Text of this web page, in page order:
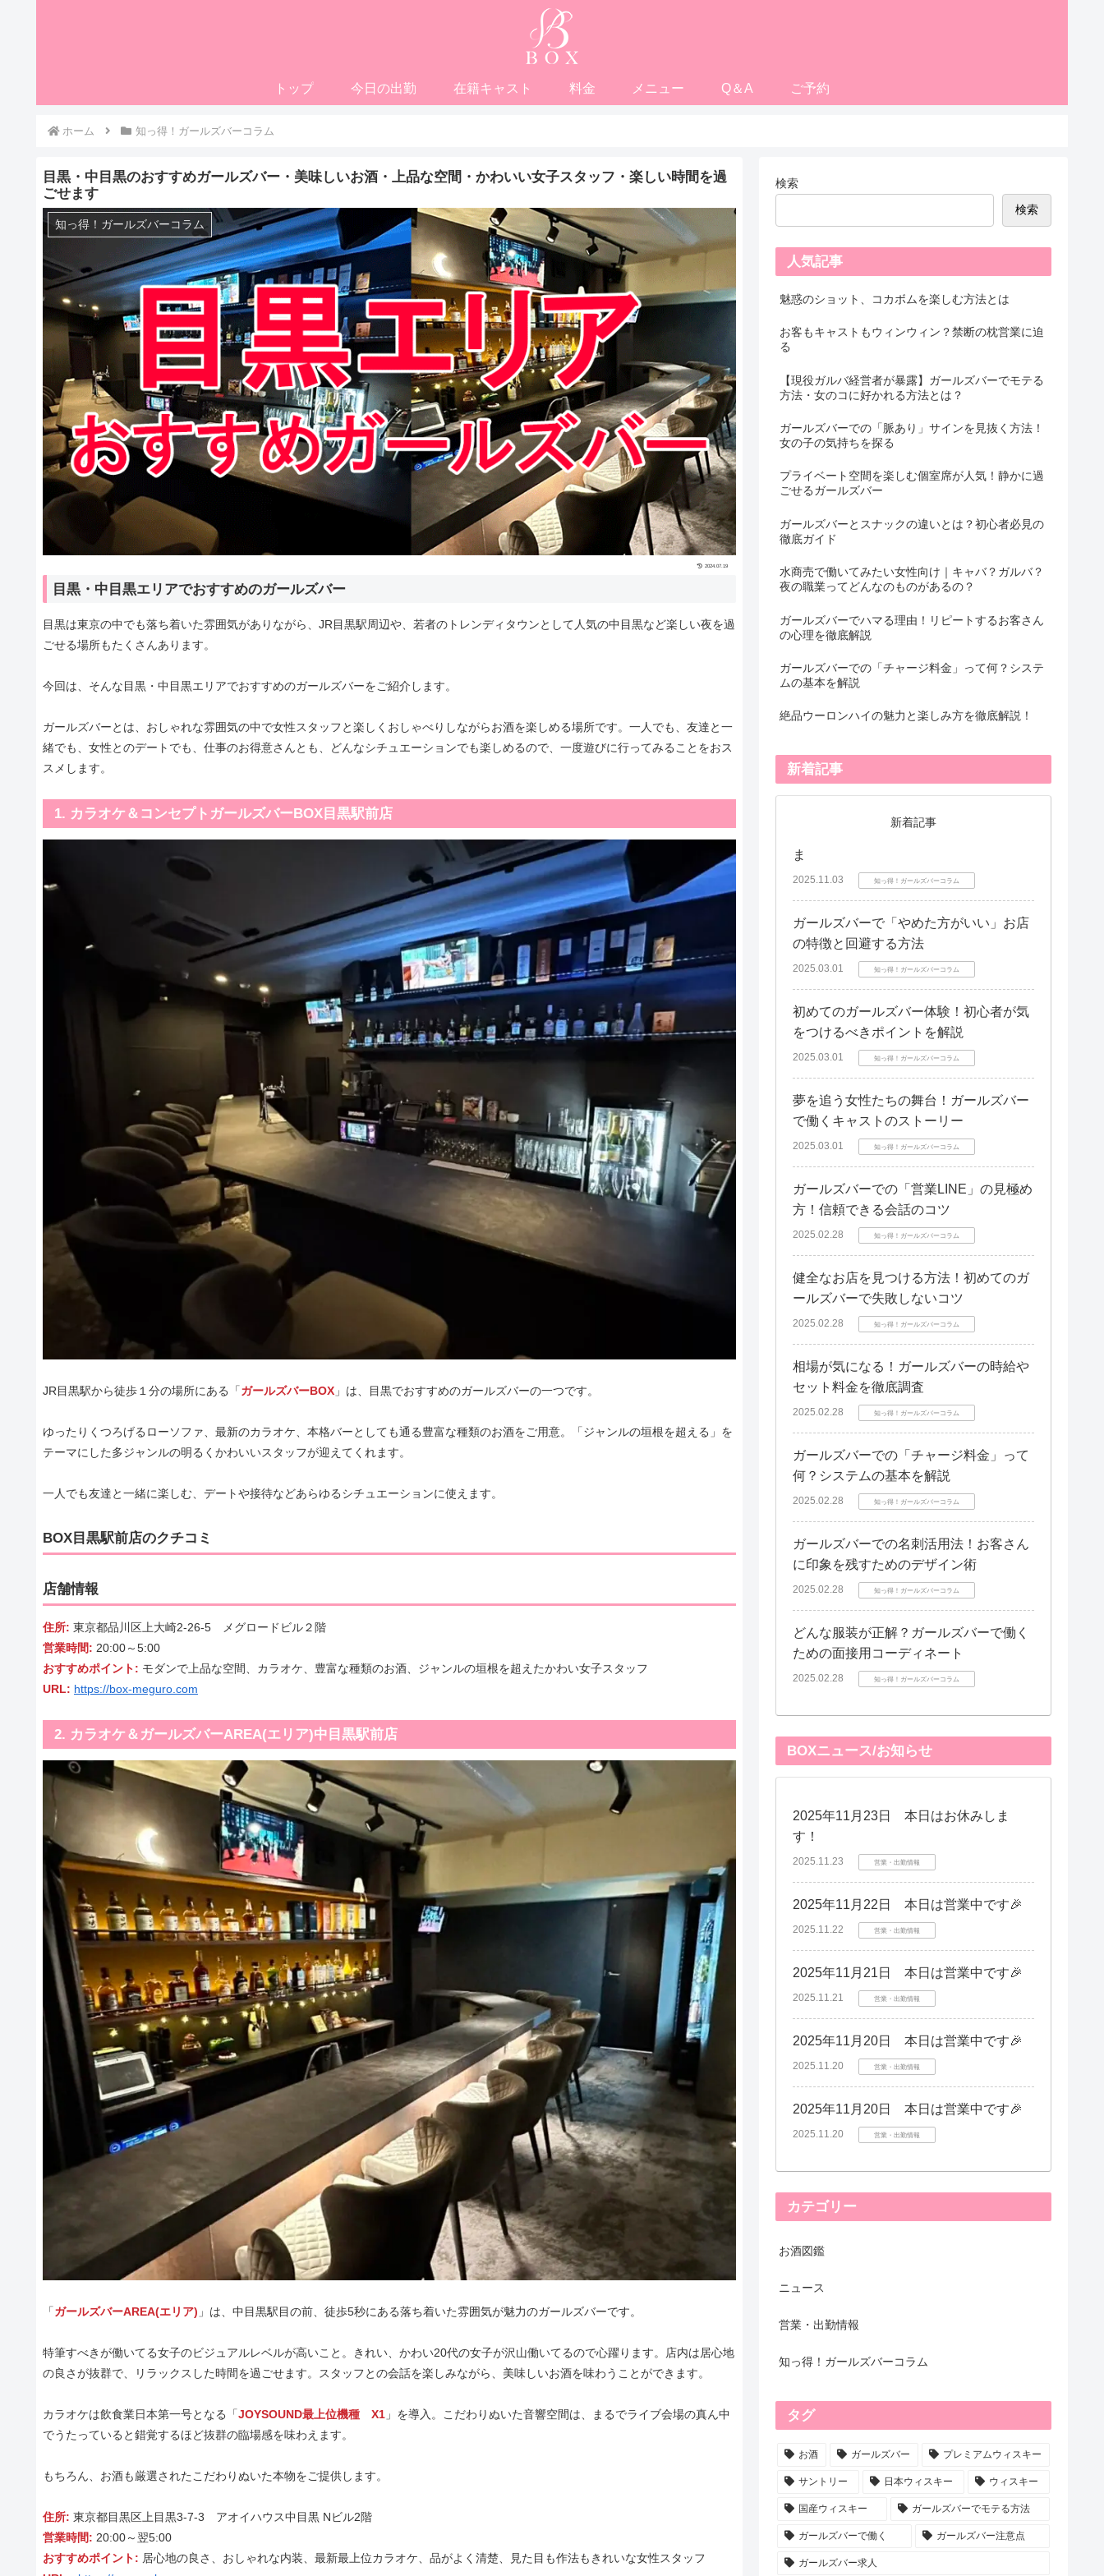
トップ 今日の出勤 在籍キャスト 料金 メニュー Q＆A ご予約
ホーム 知っ得！ガールズバーコラム
目黒・中目黒のおすすめガールズバー・美味しいお酒・上品な空間・かわいい女子スタッフ・楽しい時間を過
ごせます
知っ得！ガールズバーコラム
2024.07.19
目黒・中目黒エリアでおすすめのガールズバー
目黒は東京の中でも落ち着いた雰囲気がありながら、JR目黒駅周辺や、若者のトレンディタウンとして人気の中目黒など楽しい夜を過
ごせる場所もたくさんあります。
今回は、そんな目黒・中目黒エリアでおすすめのガールズバーをご紹介します。
ガールズバーとは、おしゃれな雰囲気の中で女性スタッフと楽しくおしゃべりしながらお酒を楽しめる場所です。一人でも、友達と一
緒でも、女性とのデートでも、仕事のお得意さんとも、どんなシチュエーションでも楽しめるので、一度遊びに行ってみることをおス
スメします。
1. カラオケ＆コンセプトガールズバーBOX目黒駅前店
JR目黒駅から徒歩１分の場所にある「ガールズバーBOX 」は、目黒でおすすめのガールズバーの一つです。
ゆったりくつろげるローソファ、最新のカラオケ、本格バーとしても通る豊富な種類のお酒をご用意。「ジャンルの垣根を超える」を
テーマにした多ジャンルの明るくかわいいスタッフが迎えてくれます。
一人でも友達と一緒に楽しむ、デートや接待などあらゆるシチュエーションに使えます。
BOX目黒駅前店のクチコミ
店舗情報
住所: 東京都品川区上大崎2-26-5 メグロードビル２階
営業時間: 20:00～5:00
おすすめポイント: モダンで上品な空間、カラオケ、豊富な種類のお酒、ジャンルの垣根を超えたかわい女子スタッフ
URL: https://box-meguro.com
2. カラオケ＆ガールズバーAREA(エリア)中目黒駅前店
「ガールズバーAREA(エリア) 」は、中目黒駅目の前、徒歩5秒にある落ち着いた雰囲気が魅力のガールズバーです。
特筆すべきが働いてる女子のビジュアルレベルが高いこと。きれい、かわい20代の女子が沢山働いてるので心躍ります。店内は居心地
の良さが抜群で、リラックスした時間を過ごせます。スタッフとの会話を楽しみながら、美味しいお酒を味わうことができます。
カラオケは飲食業日本第一号となる「JOYSOUND最上位機種 X1 」を導入。こだわりぬいた音響空間は、まるでライブ会場の真ん中
でうたっていると錯覚するほど抜群の臨場感を味わえます。
もちろん、お酒も厳選されたこだわりぬいた本物をご提供します。
住所: 東京都目黒区上目黒3-7-3 アオイハウス中目黒 Nビル2階
営業時間: 20:00～翌5:00
おすすめポイント: 居心地の良さ、おしゃれな内装、最新最上位カラオケ、品がよく清楚、見た目も作法もきれいな女性スタッフ
検索
検索
人気記事
魅惑のショット、コカボムを楽しむ方法とは
お客もキャストもウィンウィン？禁断の枕営業に迫
る
【現役ガルバ経営者が暴露】ガールズバーでモテる
方法・女のコに好かれる方法とは？
ガールズバーでの「脈あり」サインを見抜く方法！
女の子の気持ちを探る
プライベート空間を楽しむ個室席が人気！静かに過
ごせるガールズバー
ガールズバーとスナックの違いとは？初心者必見の
徹底ガイド
水商売で働いてみたい女性向け｜キャバ？ガルバ？
夜の職業ってどんなのものがあるの？
ガールズバーでハマる理由！リピートするお客さん
の心理を徹底解説
ガールズバーでの「チャージ料金」って何？システ
ムの基本を解説
絶品ウーロンハイの魅力と楽しみ方を徹底解説！
新着記事
新着記事
ま
2025.11.03 知っ得！ガールズバーコラム
ガールズバーで「やめた方がいい」お店
の特徴と回避する方法
2025.03.01 知っ得！ガールズバーコラム
初めてのガールズバー体験！初心者が気
をつけるべきポイントを解説
2025.03.01 知っ得！ガールズバーコラム
夢を追う女性たちの舞台！ガールズバー
で働くキャストのストーリー
2025.03.01 知っ得！ガールズバーコラム
ガールズバーでの「営業LINE」の見極め
方！信頼できる会話のコツ
2025.02.28 知っ得！ガールズバーコラム
健全なお店を見つける方法！初めてのガ
ールズバーで失敗しないコツ
2025.02.28 知っ得！ガールズバーコラム
相場が気になる！ガールズバーの時給や
セット料金を徹底調査
2025.02.28 知っ得！ガールズバーコラム
ガールズバーでの「チャージ料金」って
何？システムの基本を解説
2025.02.28 知っ得！ガールズバーコラム
ガールズバーでの名刺活用法！お客さん
に印象を残すためのデザイン術
2025.02.28 知っ得！ガールズバーコラム
どんな服装が正解？ガールズバーで働く
ための面接用コーディネート
2025.02.28 知っ得！ガールズバーコラム
BOXニュース/お知らせ
2025年11月23日 本日はお休みしま
す！
2025.11.23 営業・出勤情報
2025年11月22日 本日は営業中です🎉
2025.11.22 営業・出勤情報
2025年11月21日 本日は営業中です🎉
2025.11.21 営業・出勤情報
2025年11月20日 本日は営業中です🎉
2025.11.20 営業・出勤情報
2025年11月20日 本日は営業中です🎉
2025.11.20 営業・出勤情報
カテゴリー
お酒図鑑
ニュース
営業・出勤情報
知っ得！ガールズバーコラム
タグ
お酒 ガールズバー プレミアムウィスキー
サントリー 日本ウィスキー ウィスキー
国産ウィスキー ガールズバーでモテる方法
ガールズバーで働く ガールズバー注意点
ガールズバー求人